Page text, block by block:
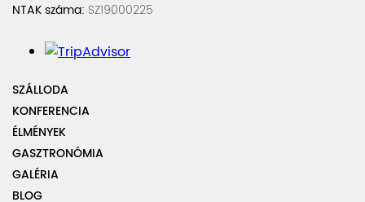
NTAK száma: SZ19000225
SZÁLLODA
KONFERENCIA
ÉLMÉNYEK
GASZTRONÓMIA
GALÉRIA
BLOG